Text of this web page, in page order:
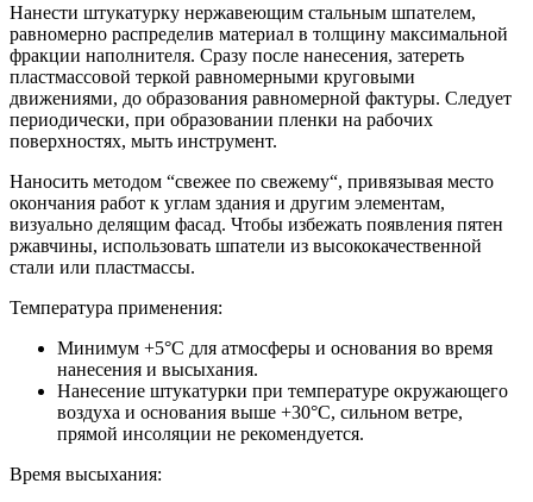
Нанести штукатурку нержавеющим стальным шпателем,
равномерно распределив материал в толщину максимальной
фракции наполнителя. Сразу после нанесения, затереть
пластмассовой теркой равномерными круговыми
движениями, до образования равномерной фактуры. Следует
периодически, при образовании пленки на рабочих
поверхностях, мыть инструмент.
Наносить методом “свежее по свежему“, привязывая место
окончания работ к углам здания и другим элементам,
визуально делящим фасад. Чтобы избежать появления пятен
ржавчины, использовать шпатели из высококачественной
стали или пластмассы.
Температура применения:
Минимум +5°C для атмосферы и основания во время
нанесения и высыхания.
Нанесение штукатурки при температуре окружающего
воздуха и основания выше +30°С, сильном ветре,
прямой инсоляции не рекомендуется.
Время высыхания: